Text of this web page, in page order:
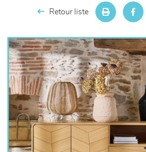
décoration
Retour liste